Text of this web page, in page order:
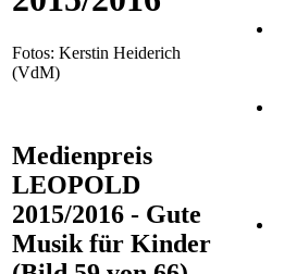
Fotos: Kerstin Heiderich
(VdM)
Medienpreis
LEOPOLD
2015/2016 - Gute
Musik für Kinder